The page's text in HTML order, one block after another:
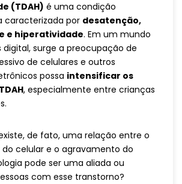
(TDAH) é uma condição
caracterizada por desatenção,
e hiperatividade. Em um mundo
digital, surge a preocupação de
de celulares e outros
possa intensificar os
, especialmente entre crianças
de fato, uma relação entre o
celular e o agravamento do
pode ser uma aliada ou
com esse transtorno?